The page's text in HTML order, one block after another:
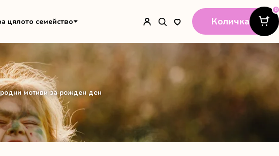
цялото семейство Количка
0
мотиви за рожден ден